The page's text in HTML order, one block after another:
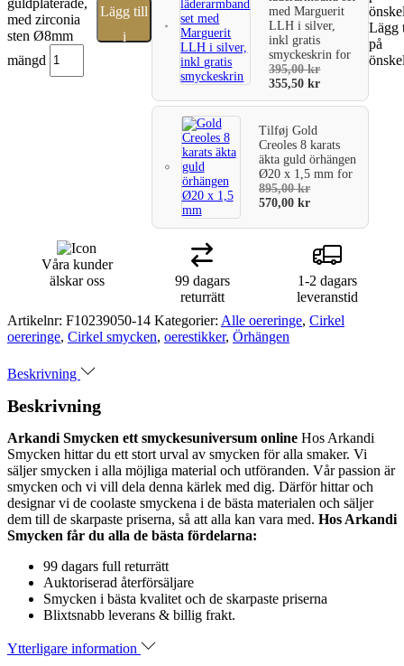
med zirconia
sten Ø8mm
mängd
Lägg till
i
med Marguerit
LLH i silver,
inkl gratis
smyckeskrinfor
395,00kr
355,50kr
TilføjGold
Creoles 8 karats
äkta guld örhängen
Ø20 x 1,5 mmfor
895,00kr
570,00kr
Lägg
på
Våra kunder
älskar oss
99 dagars
returrätt
1-2 dagars
leveranstid
Artikelnr: F10239050-14 Kategorier: Alle oereringe, Cirkel
oereringe, Cirkel smycken, oerestikker, Örhängen
Beskrivning
Beskrivning
Arkandi Smycken ett smyckesuniversum online Hos Arkandi
Smycken hittar du ett stort urval av smycken för alla smaker. Vi
säljer smycken i alla möjliga material och utföranden. Vår passion är
smycken och vi vill dela denna kärlek med dig. Därför hittar och
designar vi de coolaste smyckena i de bästa materialen och säljer
dem till de skarpaste priserna, så att alla kan vara med. Hos Arkandi
Smycken får du alla de bästa fördelarna:
99 dagars full returrätt
Auktoriserad återförsäljare
Smycken i bästa kvalitet och de skarpaste priserna
Blixtsnabb leverans & billig frakt.
Ytterligare information